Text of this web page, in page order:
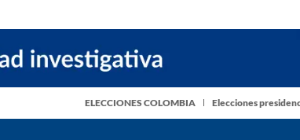
ELECCIONES COLOMBIA Elecciones